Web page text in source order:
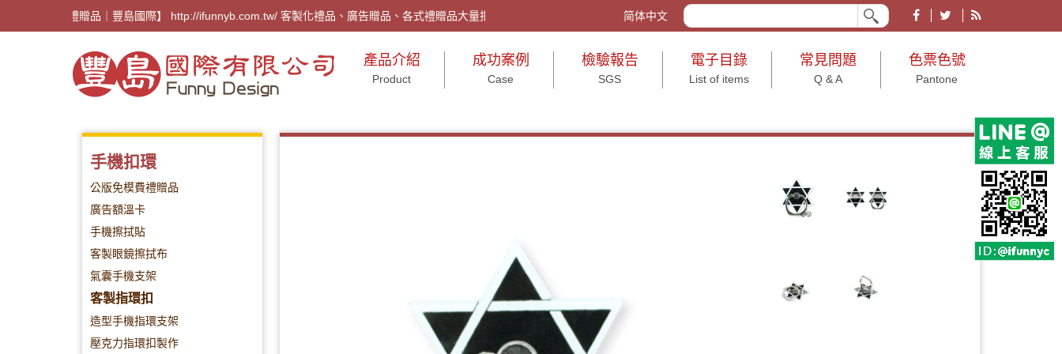
【廣告禮贈品｜豐島國際】 http://ifunnyb.com.tw/ 客製化禮品、廣告贈品、各式禮贈品大量批發與包裝、活動送禮、打造企業形象皆宜。有各大節慶、文具、結婚小物、年節及年終尾牙等用途之禮品贈品。
简体中文
產品介紹
Product
成功案例
Case
檢驗報告
SGS
電子目錄
List of items
常見問題
Q & A
色票色號
Pantone
手機扣環
公版免模費禮贈品
廣告額溫卡
手機擦拭貼
客製眼鏡擦拭布
氣囊手機支架
客製指環扣
造型手機指環支架
壓克力指環扣製作